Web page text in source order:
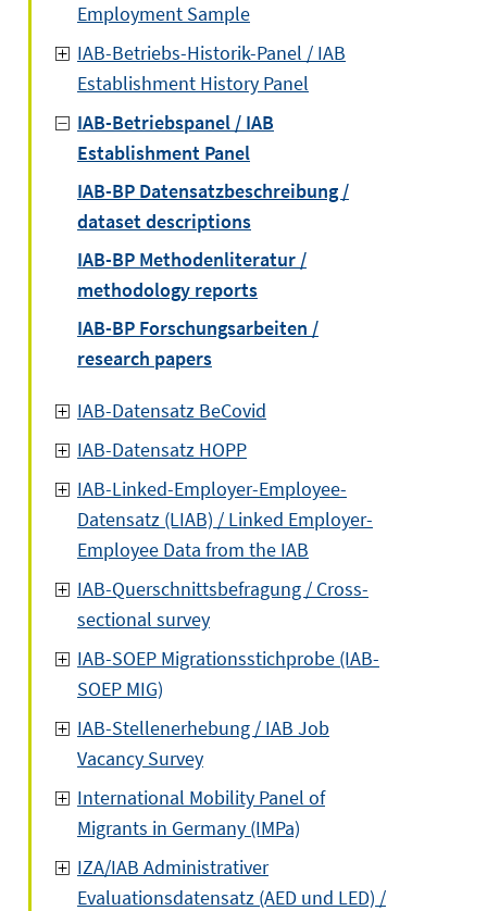
Employment Sample
IAB-Betriebs-Historik-Panel / IAB
Establishment History Panel
IAB-Betriebspanel / IAB
Establishment Panel
IAB-BP Datensatzbeschreibung /
dataset descriptions
IAB-BP Methodenliteratur /
methodology reports
IAB-BP Forschungsarbeiten /
research papers
IAB-Datensatz BeCovid
IAB-Datensatz HOPP
IAB-Linked-Employer-Employee-
Datensatz (LIAB) / Linked Employer-
Employee Data from the IAB
IAB-Querschnittsbefragung / Cross-
sectional survey
IAB-SOEP Migrationsstichprobe (IAB-
SOEP MIG)
IAB-Stellenerhebung / IAB Job
Vacancy Survey
International Mobility Panel of
Migrants in Germany (IMPa)
IZA/IAB Administrativer
Evaluationsdatensatz (AED und LED) /